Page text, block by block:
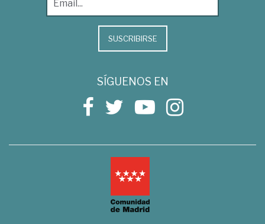
SUSCRIBIRSE
SÍGUENOS EN